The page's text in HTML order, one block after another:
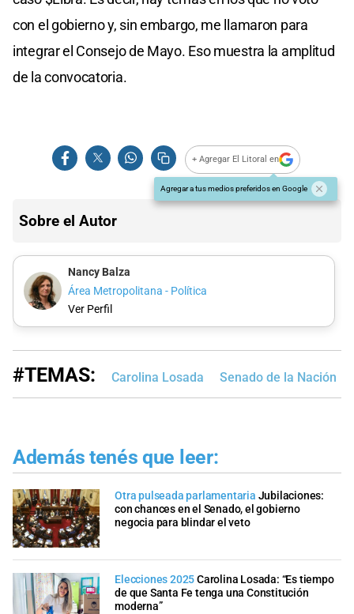
con el gobierno y, sin embargo, me llamaron para
integrar el Consejo de Mayo. Eso muestra la amplitud
de la convocatoria.
+ Agregar El Litoral en
Agregar a tus medios preferidos en Google
Sobre el Autor
Nancy Balza
Área Metropolitana - Política
Ver Perfil
#TEMAS: Carolina Losada Senado de la Nación
Además tenés que leer:
Otra pulseada parlamentaria Jubilaciones:
con chances en el Senado, el gobierno
negocia para blindar el veto
Elecciones 2025Carolina Losada: “Es tiempo
de que Santa Fe tenga una Constitución
moderna”